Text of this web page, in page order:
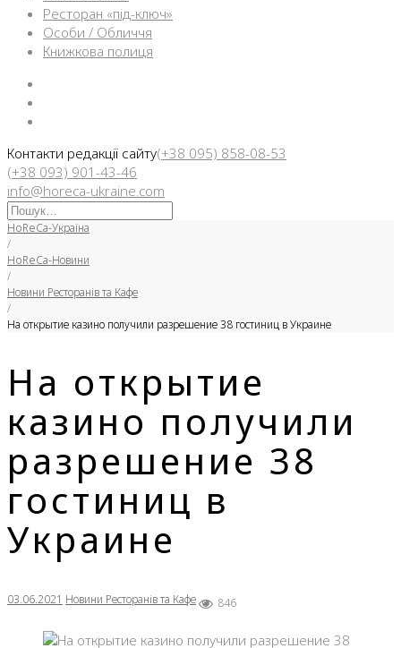
Ресторан «під-ключ»
Особи / Обличчя
Книжкова полиця
Контакти редакції сайту(+38 095) 858-08-53
(+38 093) 901-43-46
info@horeca-ukraine.com
Искать:
HoReCa-Україна
/
HoReCa-Новини
/
Новини Ресторанів та Кафе
/
На открытие казино получили разрешение 38 гостиниц в Украине
На открытие
казино получили
разрешение 38
гостиниц в
Украине
03.06.2021 Новини Ресторанів та Кафе 846